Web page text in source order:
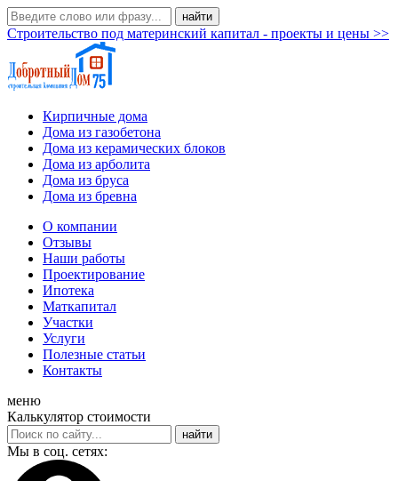
Строительство под материнский капитал - проекты и цены >>
Кирпичные дома
Дома из газобетона
Дома из керамических блоков
Дома из арболита
Дома из бруса
Дома из бревна
О компании
Отзывы
Наши работы
Проектирование
Ипотека
Маткапитал
Участки
Услуги
Полезные статьи
Контакты
меню
Калькулятор стоимости
Мы в соц. сетях: